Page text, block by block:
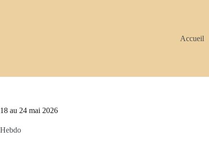
Accueil
au 24 mai 2026
Hebdo